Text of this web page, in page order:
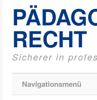
RECHT
Sicherer in
Navigationsmenü